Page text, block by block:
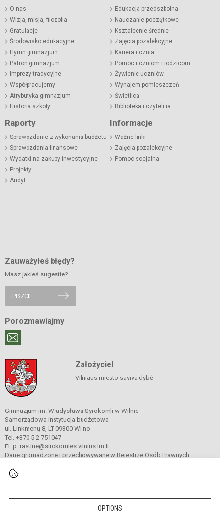
OPTIONS
O nas
Wizja, misja, filozofia
Gratulacje
Środowisko edukacyjne
Hymn gimnazjum
Patron gimnazjum
Imprezy tradycyjne
Współpracujemy
Atrybutyka gimnazjum
Historia szkoły
Edukacja przedszkolna
Nauczanie początkowe
Kształcenie średnie
Zajęcia pozalekcyjne
Kariera ucznia
Pomoc uczniom i rodzicom
Żywienie uczniów
Wynajem pomieszczeń
Świetlica
Biblioteka i czytelnia
Raporty
Sprawozdanie z wykonania budżetu
Sprawozdania finansowe
Wydatki na zakupy inwestycyjne
Projekty
Audyt
Informacje
Ważne linki
Zajęcia pozalekcyjne
Pomoc socjalna
Zauważyłeś błędy?
Masz jakieś sugestie?
PISZCIE
Porozmawiajmy
Założyciel
Vilniaus miesto savivaldybė
Gimnazjum im. Władysława Syrokomli w Wilnie
Samorządowa instytucja budżetowa
ul. Linkmenų 8, LT-09300 Wilno
Tel. +370 5 2 751047
El. p. rastine@sirokomles.vilnius.lm.lt
Dane gromadzone i przechowywane w Rejestrze Osób Prawnych
© 2020. Gimnazjum im. Władysława Syrokomli w Wilnie. Wszelkie prawa
zastrzeżone.